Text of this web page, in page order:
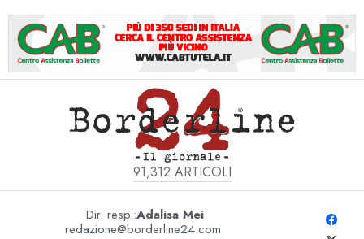
91,312 ARTICOLI
Dir. resp.:Adalisa Mei
redazione@borderline24.com